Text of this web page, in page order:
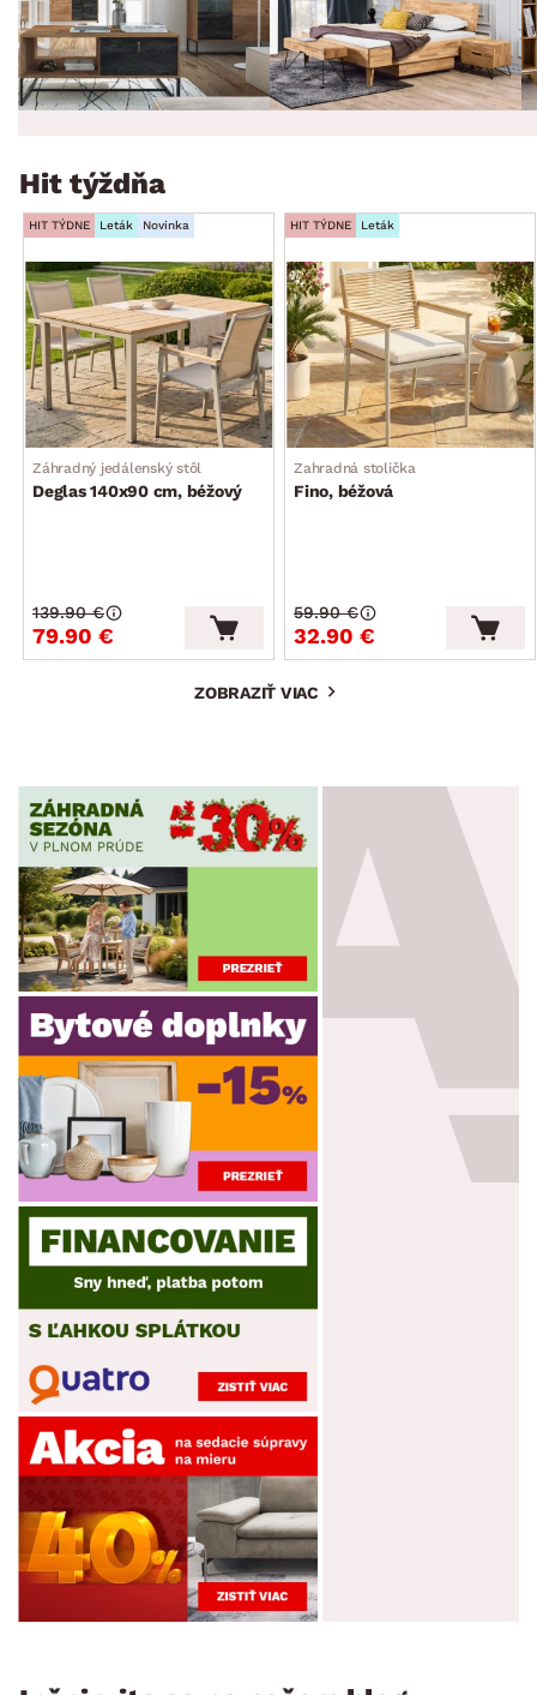
Hit týždňa
HIT TÝDNE Leták Novinka
Záhradný jedálenský stôl
Deglas 140x90 cm, béžový
79.90 €
139.90 €
HIT TÝDNE Leták
Zahradná stolička
Fino, béžová
32.90 €
59.90 €
ZOBRAZIŤ VIAC